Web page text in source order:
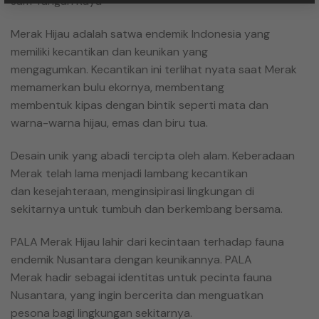
Merak Hijau adalah satwa endemik Indonesia yang
memiliki kecantikan dan keunikan yang
mengagumkan. Kecantikan ini terlihat nyata saat Merak
memamerkan bulu ekornya, membentang
membentuk kipas dengan bintik seperti mata dan
warna-warna hijau, emas dan biru tua.
Desain unik yang abadi tercipta oleh alam. Keberadaan
Merak telah lama menjadi lambang kecantikan
dan kesejahteraan, menginsipirasi lingkungan di
sekitarnya untuk tumbuh dan berkembang bersama.
PALA Merak Hijau lahir dari kecintaan terhadap fauna
endemik Nusantara dengan keunikannya. PALA
Merak hadir sebagai identitas untuk pecinta fauna
Nusantara, yang ingin bercerita dan menguatkan
pesona bagi lingkungan sekitarnya.